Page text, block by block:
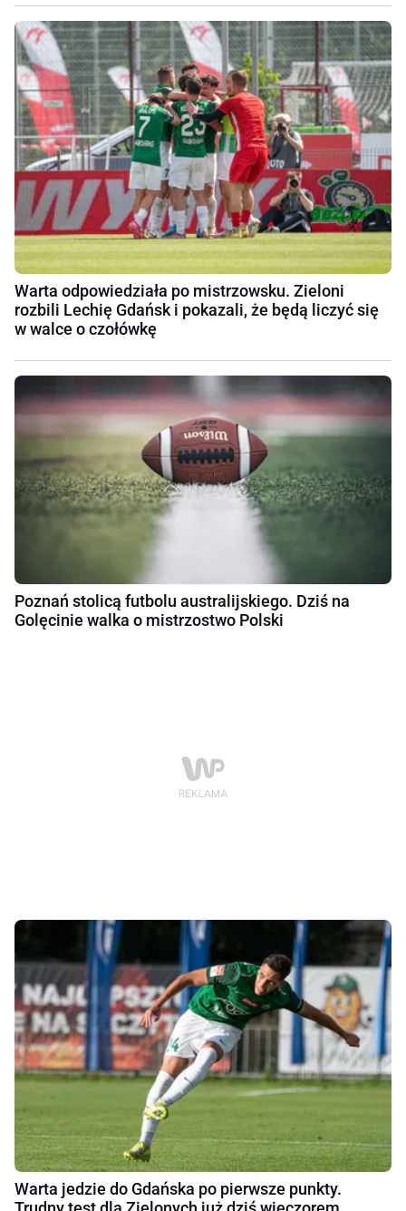
Warta odpowiedziała po mistrzowsku. Zieloni
rozbili Lechię Gdańsk i pokazali, że będą liczyć się
w walce o czołówkę
Poznań stolicą futbolu australijskiego. Dziś na
Golęcinie walka o mistrzostwo Polski
Warta jedzie do Gdańska po pierwsze punkty.